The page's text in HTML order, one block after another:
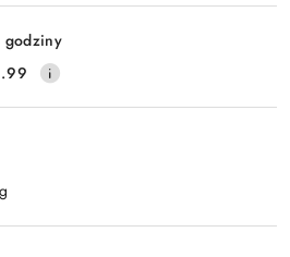
Wyślij
godziny